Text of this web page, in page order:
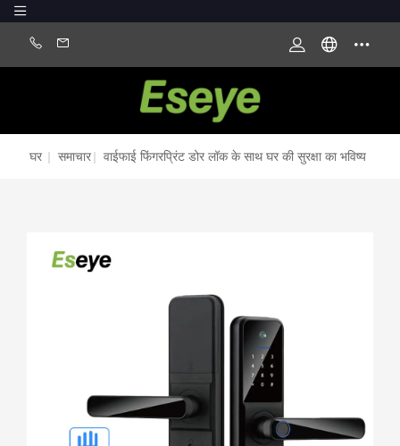
घर | समाचार| वाईफाई फिंगरप्रिंट डोर लॉक के साथ घर की सुरक्षा का भविष्य